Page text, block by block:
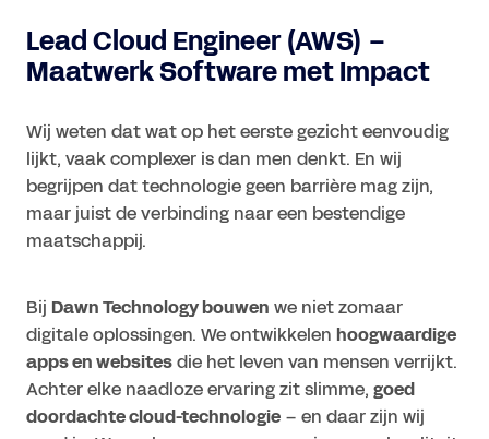
Lead Cloud Engineer (AWS) –
Maatwerk Software met Impact
Wij weten dat wat op het eerste gezicht eenvoudig
lijkt, vaak complexer is dan men denkt. En wij
begrijpen dat technologie geen barrière mag zijn,
maar juist de verbinding naar een bestendige
maatschappij.
Bij Dawn Technology bouwen we niet zomaar
digitale oplossingen. We ontwikkelen hoogwaardige
apps en websitesdie het leven van mensen verrijkt.
Achter elke naadloze ervaring zit slimme, goed
doordachte cloud-technologie – en daar zijn wij